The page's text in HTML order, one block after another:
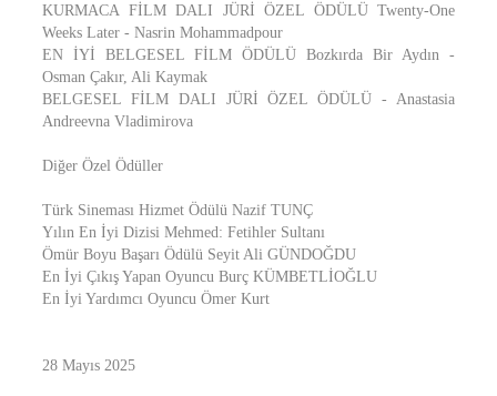
KURMACA FİLM DALI JÜRİ ÖZEL ÖDÜLÜ Twenty-One
Weeks Later - Nasrin Mohammadpour
EN İYİ BELGESEL FİLM ÖDÜLÜ Bozkırda Bir Aydın -
Osman Çakır, Ali Kaymak
BELGESEL FİLM DALI JÜRİ ÖZEL ÖDÜLÜ - Anastasia
Andreevna Vladimirova
Diğer Özel Ödüller
Türk Sineması Hizmet Ödülü Nazif TUNÇ
Yılın En İyi Dizisi Mehmed: Fetihler Sultanı
Ömür Boyu Başarı Ödülü Seyit Ali GÜNDOĞDU
En İyi Çıkış Yapan Oyuncu Burç KÜMBETLİOĞLU
En İyi Yardımcı Oyuncu Ömer Kurt
28 Mayıs 2025